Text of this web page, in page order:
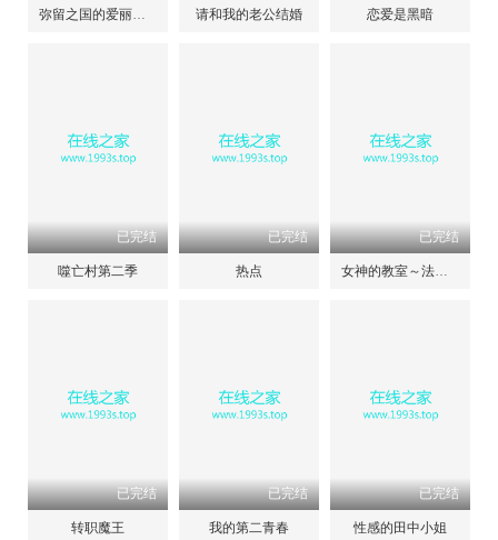
弥留之国的爱丽丝第三季 请和我的老公结婚 恋爱是黑暗
已完结
噬亡村第二季
已完结
热点
已完结
女神的教室～法律青春白皮书
已完结
转职魔王
已完结
我的第二青春
已完结
性感的田中小姐